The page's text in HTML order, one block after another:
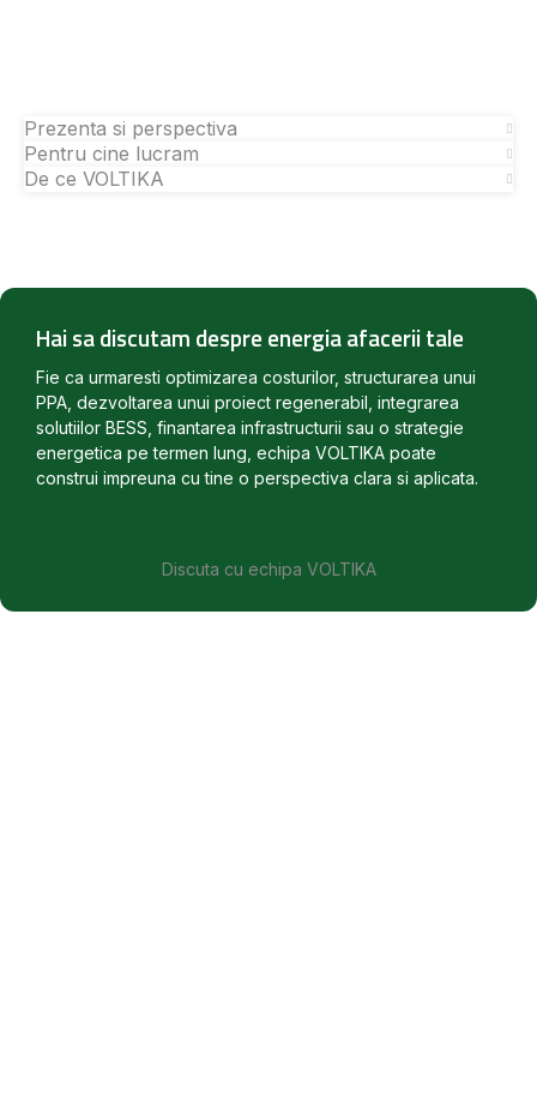
Prezenta si perspectiva
Pentru cine lucram
De ce VOLTIKA
Hai sa discutam despre energia afacerii tale
Fie ca urmaresti optimizarea costurilor, structurarea unui
PPA, dezvoltarea unui proiect regenerabil, integrarea
solutiilor BESS, finantarea infrastructurii sau o strategie
energetica pe termen lung, echipa VOLTIKA poate
construi impreuna cu tine o perspectiva clara si aplicata.
Discuta cu echipa VOLTIKA